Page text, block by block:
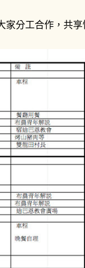
分工合作，共享